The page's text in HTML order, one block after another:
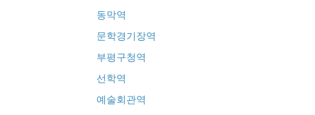
동막역
문학경기장역
부평구청역
선학역
예술회관역